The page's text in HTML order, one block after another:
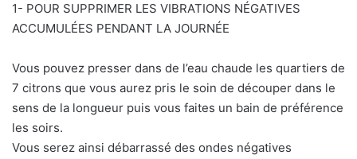
1- POUR SUPPRIMER LES VIBRATIONS NÉGATIVES
ACCUMULÉES PENDANT LA JOURNÉE
Vous pouvez presser dans de l’eau chaude les quartiers de
7 citrons que vous aurez pris le soin de découper dans le
sens de la longueur puis vous faites un bain de préférence
les soirs.
Vous serez ainsi débarrassé des ondes négatives